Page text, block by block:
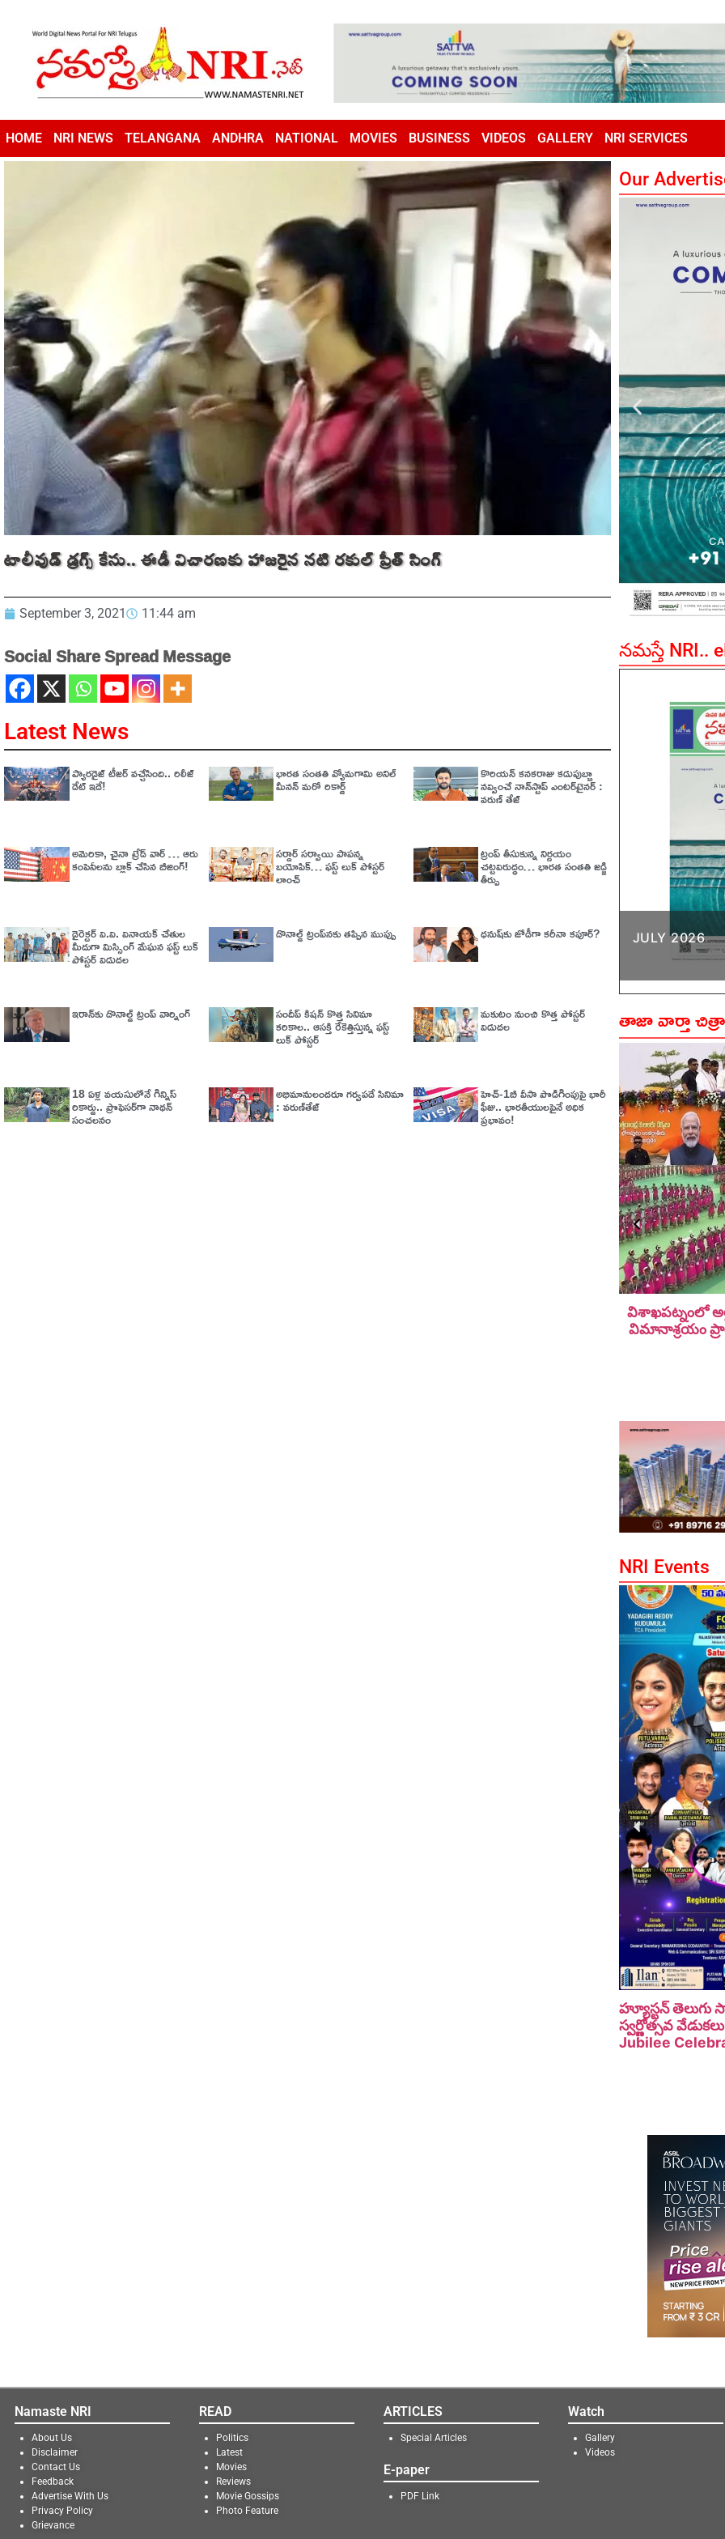
HOME NRI NEWS TELANGANA ANDHRA NATIONAL MOVIES BUSINESS VIDEOS GALLERY NRI SERVICES
టాలీవుడ్‌ డ్రగ్స్‌ కేసు.. ఈడీ విచారణకు హాజరైన నటి రకుల్‌ ప్రీత్‌ సింగ్‌
September 3, 2021 11:44 am
Social Share Spread Message
Latest News
ప్యారడైజ్‌ టీజర్‌ వచ్చేసింది.. రిలీజ్‌
డేట్‌ ఇదే!
భారత సంతతి వ్యోమగామి అనిల్‌
మీనన్‌ మరో రికార్డ్‌
కొరియన్ కనకరాజు కడుపుబ్బా
నవ్వించే నాన్‌స్టాప్ ఎంటర్‌టైనర్ :
వరుణ్ తేజ్
అమెరికా, చైనా ట్రేడ్​​ వార్​ … ఆరు
కంపెనీలను బ్లాక్​ చేసిన బీజింగ్​!
సర్దార్ సర్వాయి పాపన్న
బయోపిక్… ఫస్ట్ లుక్ పోస్టర్
లాంచ్
ట్రంప్‌ తీసుకున్న నిర్ణయం
చట్టవిరుద్ధం… భారత సంతతి జడ్జి
తీర్పు
డైరెక్టర్ వి.వి. వినాయక్ చేతుల
మీదుగా మిస్సింగ్ మేఘన ఫస్ట్ లుక్
పోస్టర్ విడుదల
డొనాల్డ్ ట్రంప్‌నకు తప్పిన ముప్పు ధనుష్‌కు జోడీగా కరీనా కపూర్?
ఇరాన్‌కు డొనాల్డ్ ట్రంప్ వార్నింగ్‌ సందీప్ కిషన్ కొత్త సినిమా
కరికాల.. ఆసక్తి రేకెత్తిస్తున్న ఫస్ట్
లుక్ పోస్టర్
మకుటం నుంచి కొత్త పోస్టర్
విడుదల
18 ఏళ్ల వయసులోనే గిన్నిస్
రికార్డు.. ప్రొఫెసర్‌గా నాథన్
సంచలనం
అభిమానులందరూ గర్వపడే సినిమా
: వరుణ్‌తేజ్‌
హెచ్‌-1బీ వీసా పొడిగింపుపై భారీ
ఫీజు.. భారతీయులపైనే అధిక
ప్రభావం!
Our
నమస్తే NRI..
JULY 2026
తాజా వార్తా
విశాఖపట్నంలో
విమానాశ్ర‌యం
NRI Events
హ్యూస్టన్
స్వర్ణోత్సవ
Jubilee
Namaste NRI
About Us
Disclaimer
Contact Us
Feedback
Advertise With Us
Privacy Policy
Grievance
READ
Politics
Latest
Movies
Reviews
Movie Gossips
Photo Feature
ARTICLES
Special Articles
E-paper
PDF Link
Watch
Gallery
Videos